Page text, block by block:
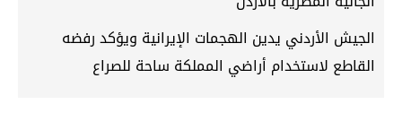
الجيش الأردني يدين الهجمات الإيرانية ويؤكد رفضه
القاطع لاستخدام أراضي المملكة ساحة للصراع